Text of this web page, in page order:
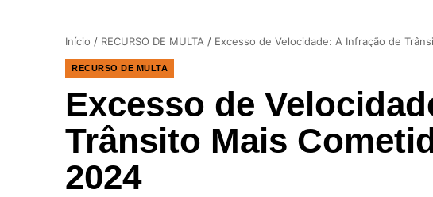
Início / RECURSO DE MULTA / Excesso de Velocidade: A Infração de
RECURSO DE MULTA
Excesso de
Trânsito Mais
2024